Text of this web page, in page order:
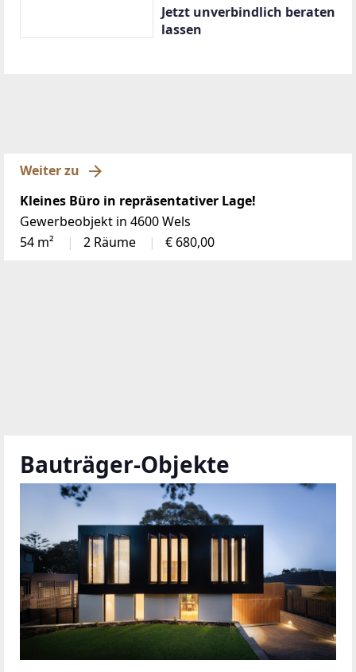
Jetzt unverbindlich beraten
lassen
Weiter zu
Kleines Büro in repräsentativer Lage!
Gewerbeobjekt in 4600 Wels
54 m²
2 Räume € 680,00
Bauträger-Objekte